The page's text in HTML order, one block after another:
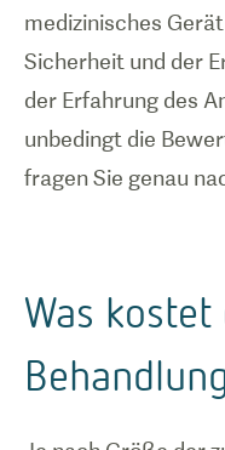
medizinisches
Sicherheit und der
der Erfahrung des
unbedingt die
fragen Sie genau
Was